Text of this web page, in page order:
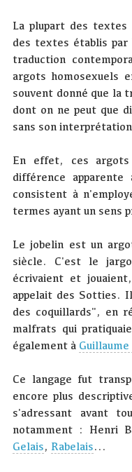
La plupart des
des textes établis
traduction
argots homosexuels
souvent donné que la
dont on ne peut que
sans son
En effet, ces argots
différence
consistent à
termes ayant un sens
Le jobelin est un
siècle. C'est le
écrivaient et
appelait des Sotties.
des coquillards", en
malfrats qui
également à
Ce langage fut
encore plus
s'adressant avant
notamment : Henri
Gelais, Rabelais...